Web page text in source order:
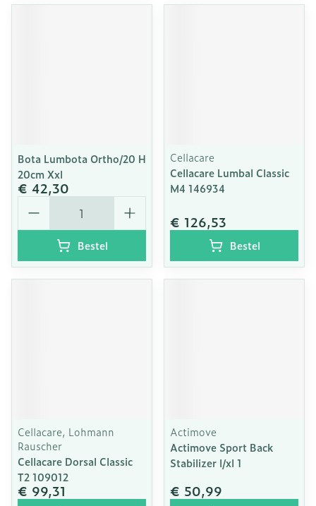
Bota Lumbota Ortho/20 H
20cm Xxl
€ 42,30
Aantal
Bestel
Cellacare
Cellacare Lumbal Classic
M4 146934
€ 126,53
Bestel
Cellacare, Lohmann
Rauscher
Cellacare Dorsal Classic
T2 109012
€ 99,31
Actimove
Actimove Sport Back
Stabilizer l/xl 1
€ 50,99